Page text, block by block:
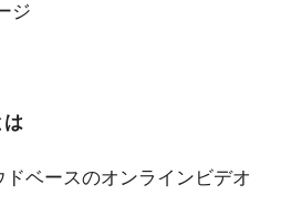
ジ
は
ドベースのオンラインビデオ